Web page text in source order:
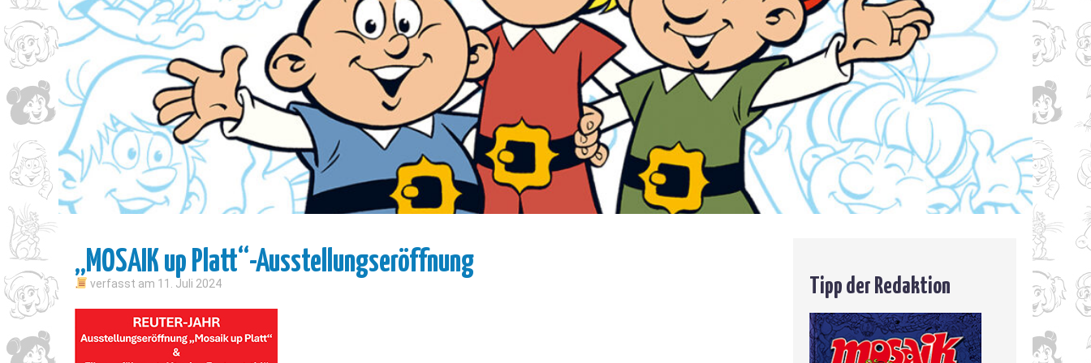
„MOSAIK up Platt“-Ausstellungseröffnung
verfasst am 11. Juli 2024 Tipp der Redaktion